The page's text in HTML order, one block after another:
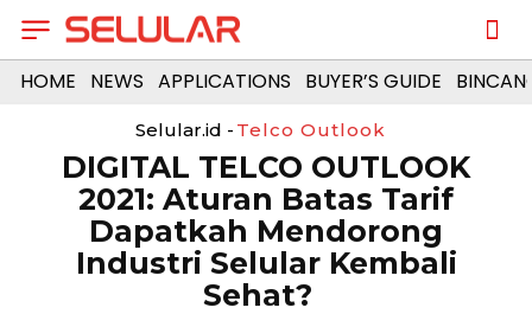
HOME NEWS APPLICATIONS BUYER’S GUIDE
Selular.id - Telco Outlook
DIGITAL TELCO OUTLOOK
2021: Aturan Batas Tarif
Dapatkah Mendorong
Industri Selular Kembali
Sehat?